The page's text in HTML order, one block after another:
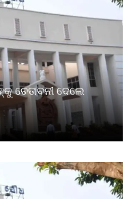
ଚେତାବନୀ ଦେଲେ